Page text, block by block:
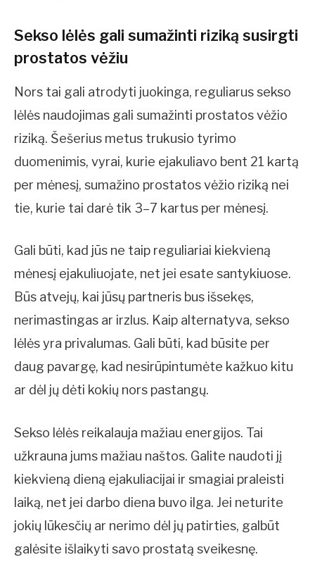
Sekso lėlės gali sumažinti riziką susirgti
prostatos vėžiu
Nors tai gali atrodyti juokinga, reguliarus sekso
lėlės naudojimas gali sumažinti prostatos vėžio
riziką. Šešerius metus trukusio tyrimo
duomenimis, vyrai, kurie ejakuliavo bent 21 kartą
per mėnesį, sumažino prostatos vėžio riziką nei
tie, kurie tai darė tik 3–7 kartus per mėnesį.
Gali būti, kad jūs ne taip reguliariai kiekvieną
mėnesį ejakuliuojate, net jei esate santykiuose.
Būs atvejų, kai jūsų partneris bus išsekęs,
nerimastingas ar irzlus. Kaip alternatyva, sekso
lėlės yra privalumas. Gali būti, kad būsite per
daug pavargę, kad nesirūpintumėte kažkuo kitu
ar dėl jų dėti kokių nors pastangų.
Sekso lėlės reikalauja mažiau energijos. Tai
užkrauna jums mažiau naštos. Galite naudoti jį
kiekvieną dieną ejakuliacijai ir smagiai praleisti
laiką, net jei darbo diena buvo ilga. Jei neturite
jokių lūkesčių ar nerimo dėl jų patirties, galbūt
galėsite išlaikyti savo prostatą sveikesnę.